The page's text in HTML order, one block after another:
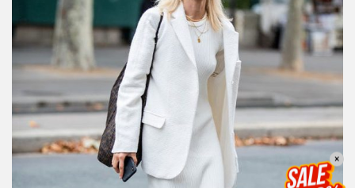
×